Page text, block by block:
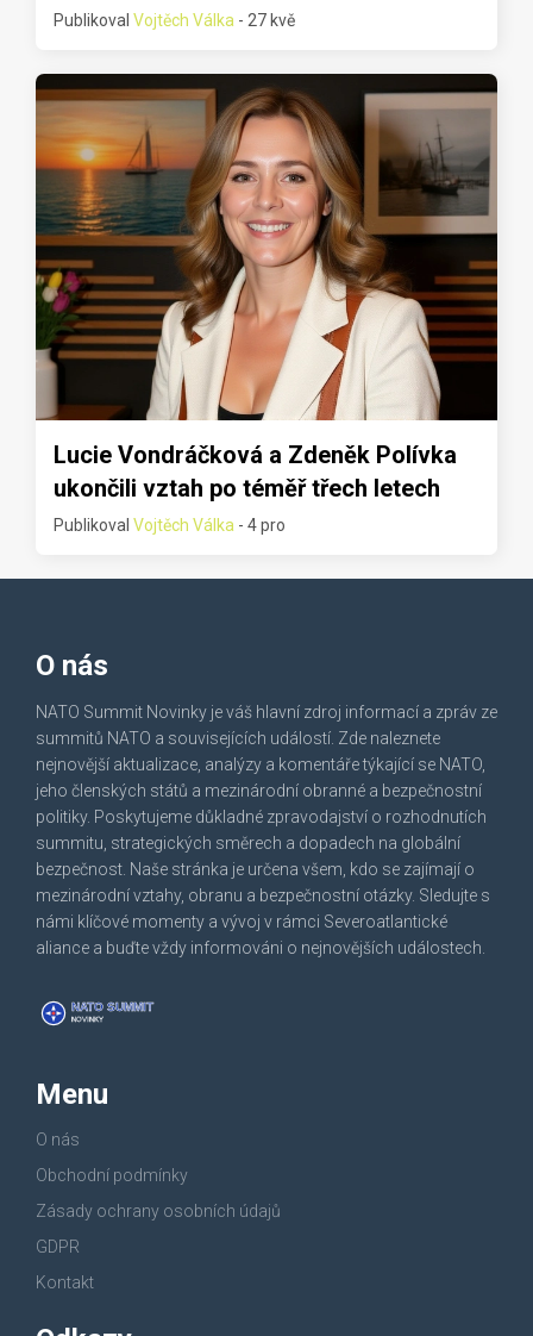
Publikoval Vojtěch Válka - 27 kvě
Lucie Vondráčková a Zdeněk Polívka
ukončili vztah po téměř třech letech
Publikoval Vojtěch Válka - 4 pro
O nás
NATO Summit Novinky je váš hlavní zdroj informací a zpráv ze
summitů NATO a souvisejících událostí. Zde naleznete
nejnovější aktualizace, analýzy a komentáře týkající se NATO,
jeho členských států a mezinárodní obranné a bezpečnostní
politiky. Poskytujeme důkladné zpravodajství o rozhodnutích
summitu, strategických směrech a dopadech na globální
bezpečnost. Naše stránka je určena všem, kdo se zajímají o
mezinárodní vztahy, obranu a bezpečnostní otázky. Sledujte s
námi klíčové momenty a vývoj v rámci Severoatlantické
aliance a buďte vždy informováni o nejnovějších událostech.
Menu
O nás
Obchodní podmínky
Zásady ochrany osobních údajů
GDPR
Kontakt